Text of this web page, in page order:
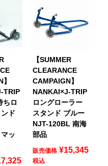
TRIP
ちロ
ド
ッ
【SUMMER
CLEARANCE
CAMPAIGN】
NANKAI×J-TRIP
ロングローラー
スタンド ブルー
NJT-120BL 南海
部品
販売価格 ¥15,345
税込